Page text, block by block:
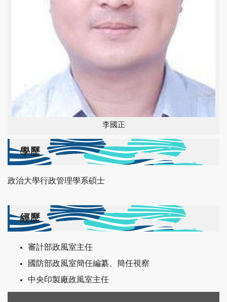
李國正
學歷
政治大學行政管理學系碩士
經歷
審計部政風室主任
國防部政風室簡任編纂、簡任視察
中央印製廠政風室主任